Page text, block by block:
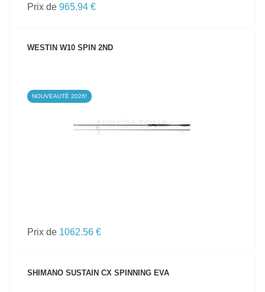
Prix de 965.94 €
WESTIN W10 SPIN 2ND
NOUVEAUTÉ 2026!
Prix de 1062.56 €
SHIMANO SUSTAIN CX SPINNING EVA